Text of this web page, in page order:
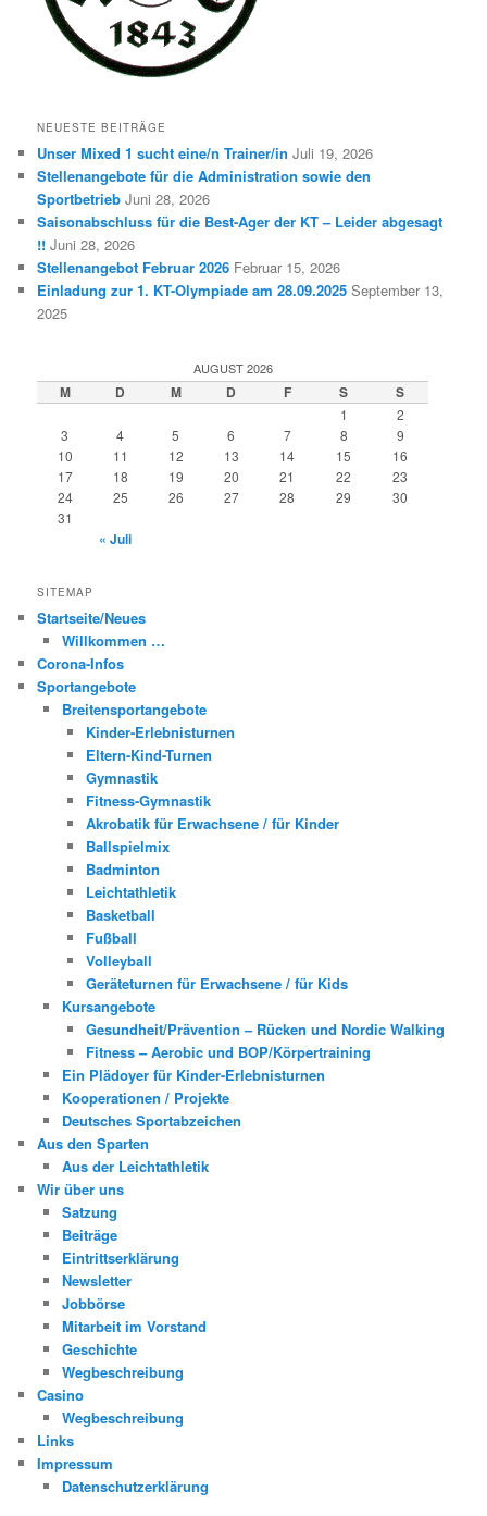
NEUESTE BEITRÄGE
Unser Mixed 1 sucht eine/n Trainer/in Juli 19, 2026
Stellenangebote für die Administration sowie den
Sportbetrieb Juni 28, 2026
Saisonabschluss für die Best-Ager der KT – Leider abgesagt
!! Juni 28, 2026
Stellenangebot Februar 2026 Februar 15, 2026
Einladung zur 1. KT-Olympiade am 28.09.2025 September 13,
2025
AUGUST 2026
M D M D F S S
1
2
3
4 5 6 7 8
9
10
11 12 13 14 15
16
17
18 19 20 21 22
23
24
25 26 27 28 29
30
31
« Juli
SITEMAP
Startseite/Neues
Willkommen …
Corona-Infos
Sportangebote
Breitensportangebote
Kinder-Erlebnisturnen
Eltern-Kind-Turnen
Gymnastik
Fitness-Gymnastik
Akrobatik für Erwachsene / für Kinder
Ballspielmix
Badminton
Leichtathletik
Basketball
Fußball
Volleyball
Geräteturnen für Erwachsene / für Kids
Kursangebote
Gesundheit/Prävention – Rücken und Nordic Walking
Fitness – Aerobic und BOP/Körpertraining
Ein Plädoyer für Kinder-Erlebnisturnen
Kooperationen / Projekte
Deutsches Sportabzeichen
Aus den Sparten
Aus der Leichtathletik
Wir über uns
Satzung
Beiträge
Eintrittserklärung
Newsletter
Jobbörse
Mitarbeit im Vorstand
Geschichte
Wegbeschreibung
Casino
Wegbeschreibung
Links
Impressum
Datenschutzerklärung